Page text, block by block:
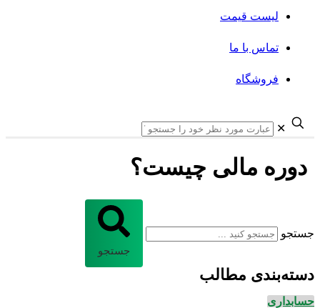
لیست قیمت
تماس با ما
فروشگاه
✕
دوره مالی چیست؟
جستجو
جستجو
دسته‌بندی مطالب
حسابداری